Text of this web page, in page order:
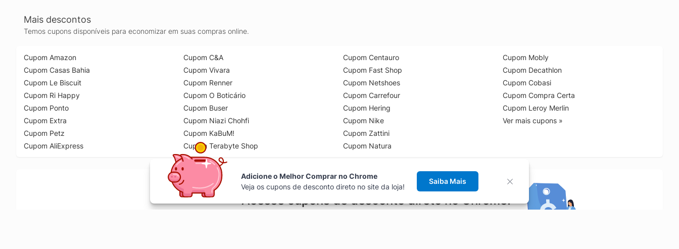
Mais descontos
Temos cupons disponíveis para economizar em suas compras online.
Cupom Amazon
Cupom Casas Bahia
Cupom Le Biscuit
Cupom Ri Happy
Cupom Ponto
Cupom Extra
Cupom Petz
Cupom AliExpress
Cupom C&A
Cupom Vivara
Cupom Renner
Cupom O Boticário
Cupom Buser
Cupom Niazi Chohfi
Cupom KaBuM!
Cupom Terabyte Shop
Cupom Centauro
Cupom Fast Shop
Cupom Netshoes
Cupom Carrefour
Cupom Hering
Cupom Nike
Cupom Zattini
Cupom Natura
Cupom Mobly
Cupom Decathlon
Cupom Cobasi
Cupom Compra Certa
Cupom Leroy Merlin
Ver mais cupons »
Acesse cupons de desconto direto no Chrome!
Adicione o Melhor Comprar no Chrome
Veja os cupons de desconto direto no site da loja!
Saiba Mais